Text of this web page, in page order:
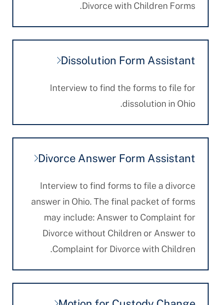
Divorce with Children Forms.
Dissolution Form Assistant
Interview to find the forms to file for
dissolution in Ohio.
Divorce Answer Form Assistant
Interview to find forms to file a divorce
answer in Ohio. The final packet of forms
may include: Answer to Complaint for
Divorce without Children or Answer to
Complaint for Divorce with Children.